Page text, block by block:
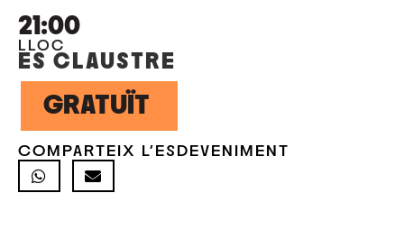
21:00
LLOC
ES CLAUSTRE
GRATUÏT
COMPARTEIX L'ESDEVENIMENT